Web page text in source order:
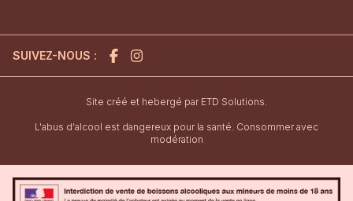
SUIVEZ-NOUS :
Site créé et hebergé parl'agence de création de site
ETD Solutions.
L'abus d'alcool est dangereux pour la santé. Consommer avec
modération